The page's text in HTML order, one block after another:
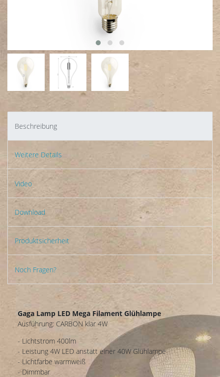
Beschreibung
Weitere Details
Video
Download
Produktsicherheit
Noch Fragen?
Gaga Lamp LED Mega Filament Glühlampe
Ausführung: CARBON klar 4W
- Lichtstrom 400lm
- Leistung 4W LED anstatt einer 40W Glühlampe
- Lichtfarbe warmweiß
- Dimmbar